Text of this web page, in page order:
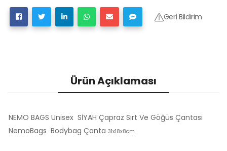
Geri Bildirim
Ürün Açıklaması
NEMO BAGS Unisex SİYAH Çapraz Sırt Ve Göğüs Çantası
NemoBags Bodybag Çanta 31x18x8cm